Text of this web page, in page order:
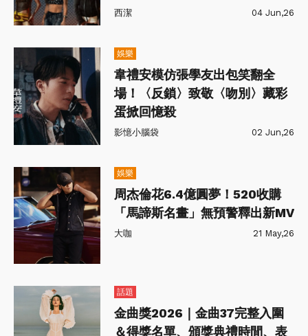
西潔 04 Jun,26
娛樂
韋禮安模仿張學友出包笑翻全
場！〈反鎖〉致敬〈吻別〉藏彩
蛋掀回憶殺
影憶小腦袋 02 Jun,26
娛樂
周杰倫花6.4億圓夢！520收購
「馬諦斯名畫」無預警釋出新MV
大咖 21 May,26
話題
金曲獎2026｜金曲37完整入圍
＆得獎名單、頒獎典禮時間、表